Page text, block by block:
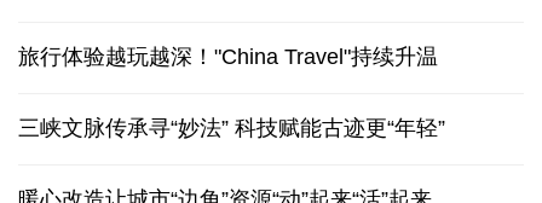
旅行体验越玩越深！"China Travel"持续升温
三峡文脉传承寻“妙法” 科技赋能古迹更“年轻”